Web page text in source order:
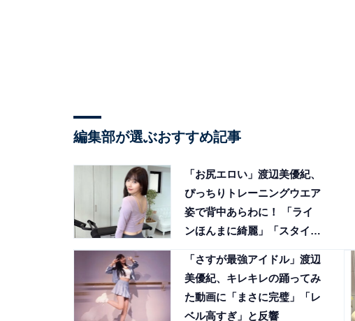
編集部が選ぶおすすめ記事
「お尻エロい」渡辺美優紀、
ぴっちりトレーニングウエア
姿で背中あらわに！ 「ライ
ンほんまに綺麗」「スタイル
「さすが最強アイドル」渡辺
美優紀、キレキレの踊ってみ
た動画に「まさに完璧」「レ
ベル高すぎ」と反響